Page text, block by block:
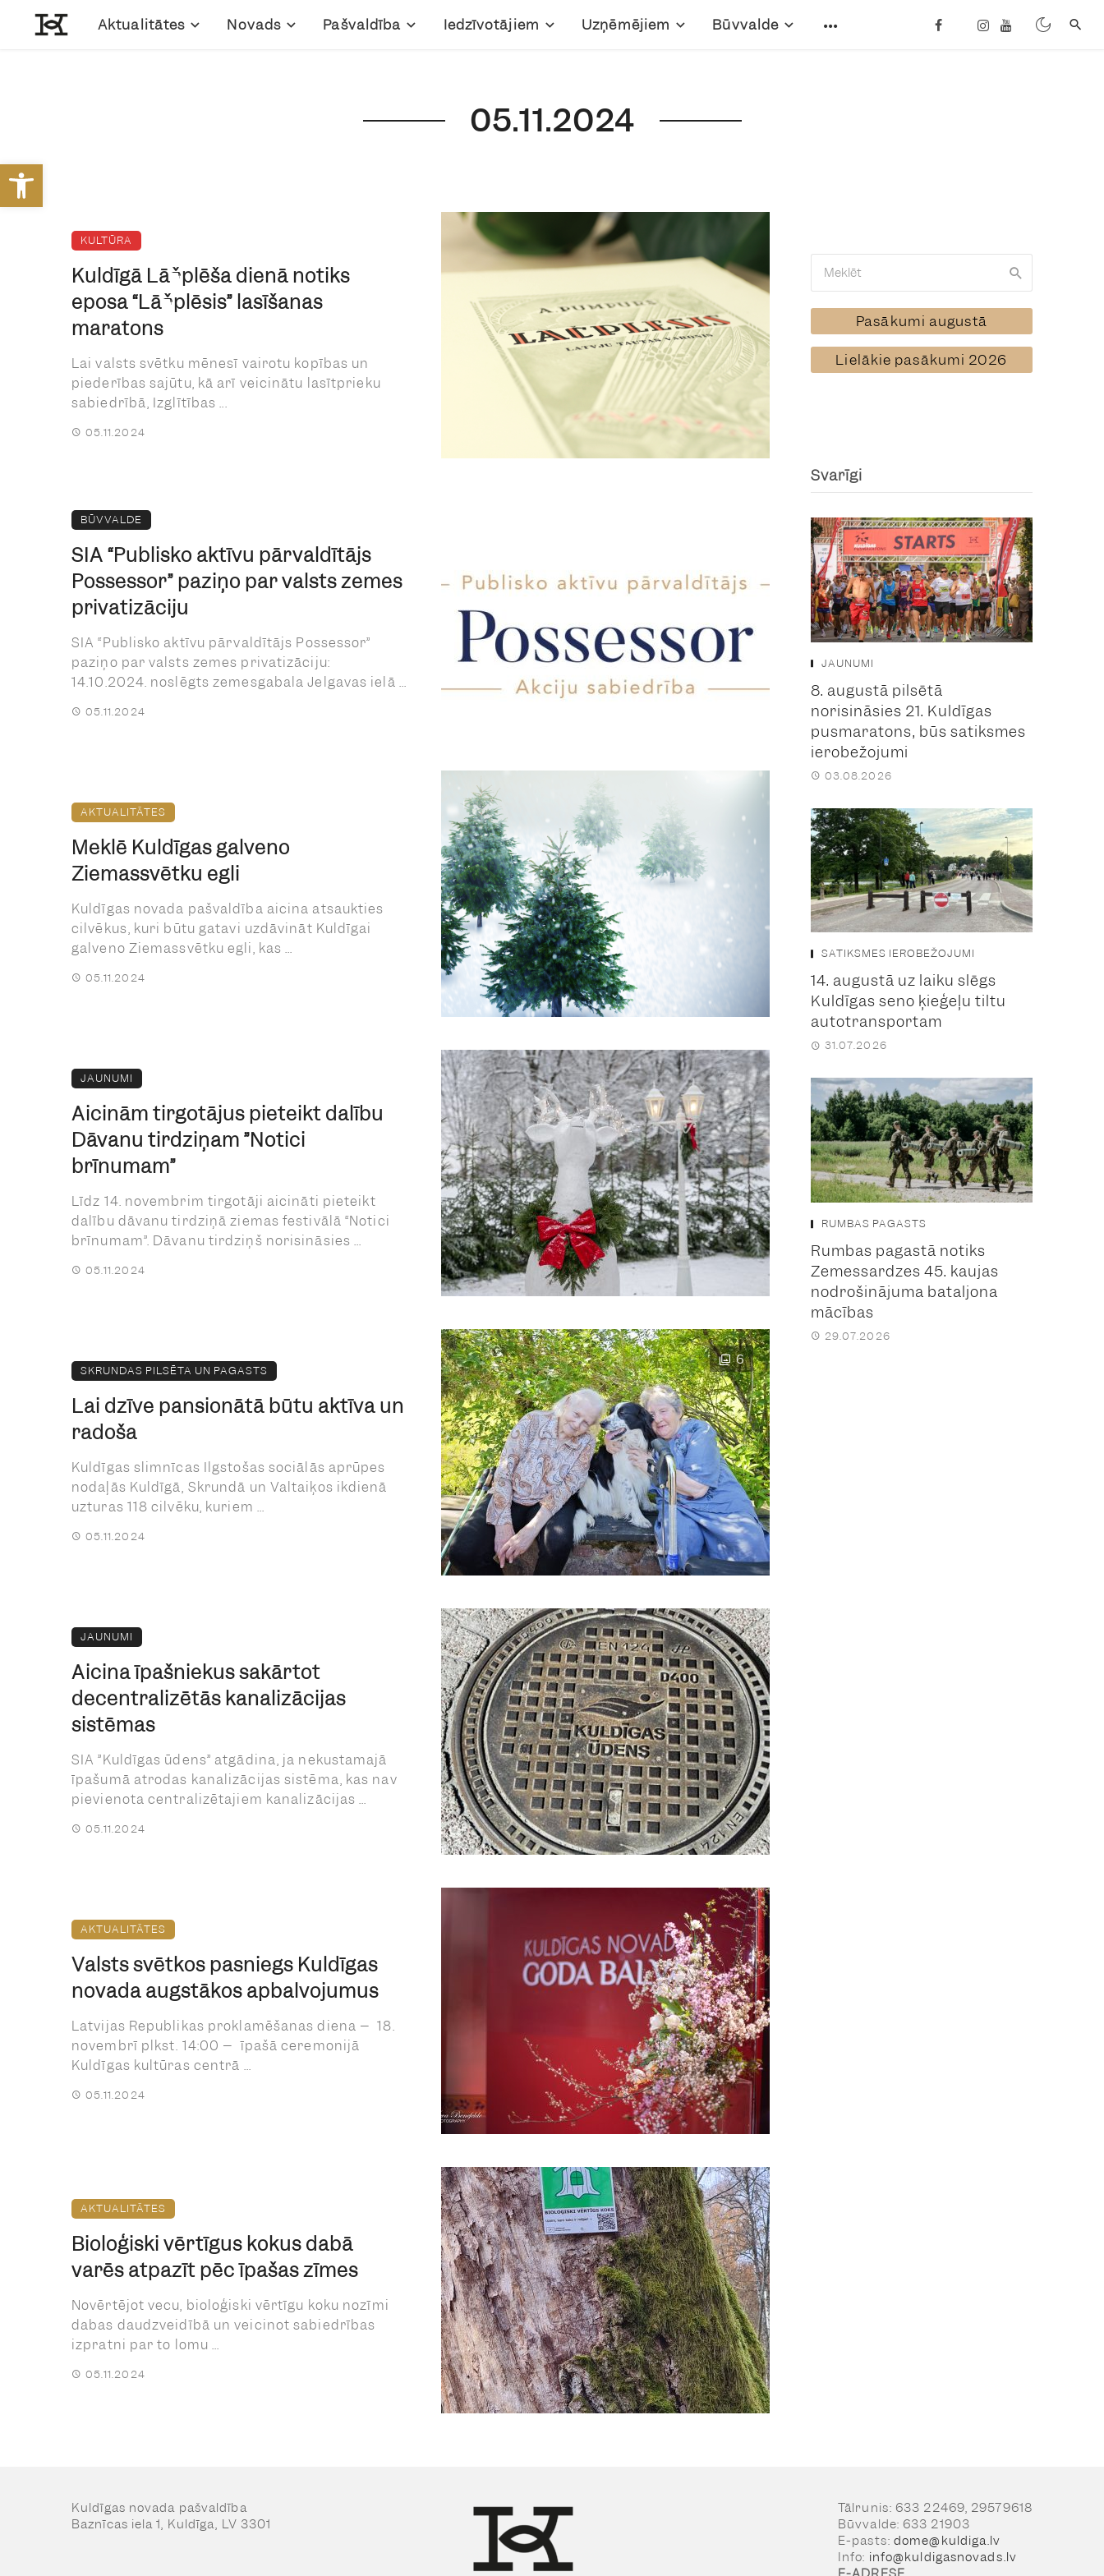
Open toolbar
Aktualitātes Novads Pašvaldība Iedzīvotājiem Uzņēmējiem Būvvalde
05.11.2024
KULTŪRA
Kuldīgā Lāčplēša dienā notiks
eposa “Lāčplēsis” lasīšanas
maratons
Lai valsts svētku mēnesī vairotu kopības un
piederības sajūtu, kā arī veicinātu lasītprieku
sabiedrībā, Izglītības ...
05.11.2024
BŪVVALDE
SIA “Publisko aktīvu pārvaldītājs
Possessor” paziņo par valsts zemes
privatizāciju
SIA “Publisko aktīvu pārvaldītājs Possessor”
paziņo par valsts zemes privatizāciju:
14.10.2024. noslēgts zemesgabala Jelgavas ielā ...
05.11.2024
AKTUALITĀTES
Meklē Kuldīgas galveno
Ziemassvētku egli
Kuldīgas novada pašvaldība aicina atsaukties
cilvēkus, kuri būtu gatavi uzdāvināt Kuldīgai
galveno Ziemassvētku egli, kas ...
05.11.2024
JAUNUMI
Aicinām tirgotājus pieteikt dalību
Dāvanu tirdziņam ”Notici
brīnumam”
Līdz 14. novembrim tirgotāji aicināti pieteikt
dalību dāvanu tirdziņā ziemas festivālā “Notici
brīnumam”. Dāvanu tirdziņš norisināsies ...
05.11.2024
6
SKRUNDAS PILSĒTA UN PAGASTS
Lai dzīve pansionātā būtu aktīva un
radoša
Kuldīgas slimnīcas Ilgstošas sociālās aprūpes
nodaļās Kuldīgā, Skrundā un Valtaiķos ikdienā
uzturas 118 cilvēku, kuriem ...
05.11.2024
JAUNUMI
Aicina īpašniekus sakārtot
decentralizētās kanalizācijas
sistēmas
SIA ”Kuldīgas ūdens” atgādina, ja nekustamajā
īpašumā atrodas kanalizācijas sistēma, kas nav
pievienota centralizētajiem kanalizācijas ...
05.11.2024
AKTUALITĀTES
Valsts svētkos pasniegs Kuldīgas
novada augstākos apbalvojumus
Latvijas Republikas proklamēšanas diena – 18.
novembrī plkst. 14:00 – īpašā ceremonijā
Kuldīgas kultūras centrā ...
05.11.2024
AKTUALITĀTES
Bioloģiski vērtīgus kokus dabā
varēs atpazīt pēc īpašas zīmes
Novērtējot vecu, bioloģiski vērtīgu koku nozīmi
dabas daudzveidībā un veicinot sabiedrības
izpratni par to lomu ...
05.11.2024
Pasākumi augustā
Lielākie pasākumi 2026
Svarīgi
JAUNUMI
8. augustā pilsētā
norisināsies 21. Kuldīgas
pusmaratons, būs satiksmes
ierobežojumi
03.08.2026
SATIKSMES IEROBEŽOJUMI
14. augustā uz laiku slēgs
Kuldīgas seno ķieģeļu tiltu
autotransportam
31.07.2026
RUMBAS PAGASTS
Rumbas pagastā notiks
Zemessardzes 45. kaujas
nodrošinājuma bataljona
mācības
29.07.2026
Kuldīgas novada pašvaldība
Baznīcas iela 1, Kuldīga, LV 3301
Tālrunis: 633 22469, 29579618
Būvvalde: 633 21903
E-pasts: dome@kuldiga.lv
Info: info@kuldigasnovads.lv